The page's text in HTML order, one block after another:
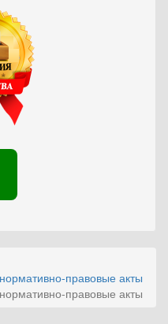
правовые акты
правовые акты